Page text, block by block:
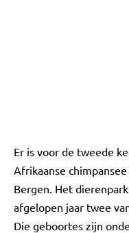
Er is voor de tweede
Afrikaanse
Bergen. Het
afgelopen jaar twee
Die geboortes zijn